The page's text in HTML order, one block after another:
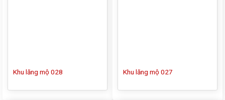
Khu lăng mộ 028 Khu lăng mộ 027